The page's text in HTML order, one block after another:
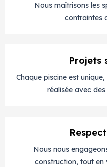
Nous maîtrisons les
contraintes
Projets
Chaque piscine est
réalisée avec
Nous nous
construction, tout en